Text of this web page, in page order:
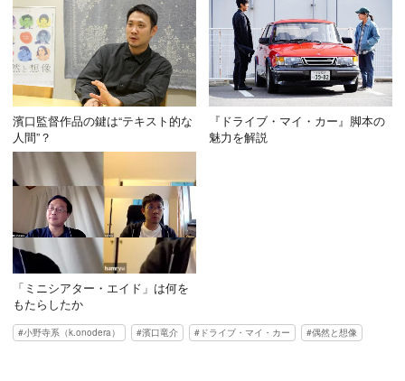
濱口監督作品の鍵は“テキスト的な
人間”？
『ドライブ・マイ・カー』脚本の
魅力を解説
「ミニシアター・エイド」は何を
もたらしたか
小野寺系（k.onodera） 濱口竜介 ドライブ・マイ・カー 偶然と想像